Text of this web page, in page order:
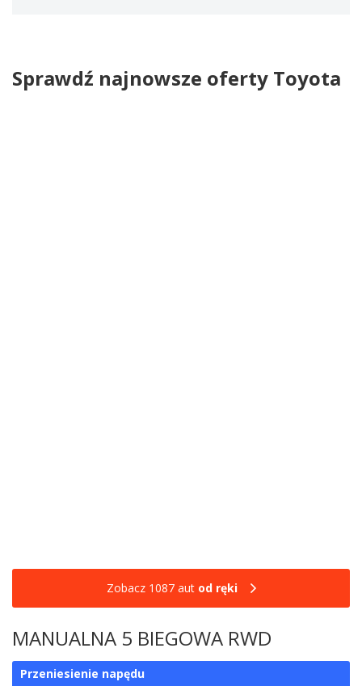
Sprawdź najnowsze oferty Toyota
Zobacz 1087 aut od ręki
MANUALNA 5 BIEGOWA RWD
Przeniesienie napędu